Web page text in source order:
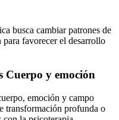
busca cambiar patrones de
favorecer el desarrollo
Cuerpo y emoción
emoción y campo
transformación profunda o